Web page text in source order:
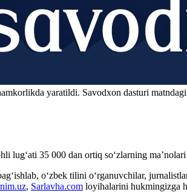
yaratildi. Savodxon dasturi
lug‘ati 35 000 dan ortiq so‘zlarning
o‘zbek tilini o‘rganuvchilar,
, Sarlavha.com loyihalarini hukmingizga